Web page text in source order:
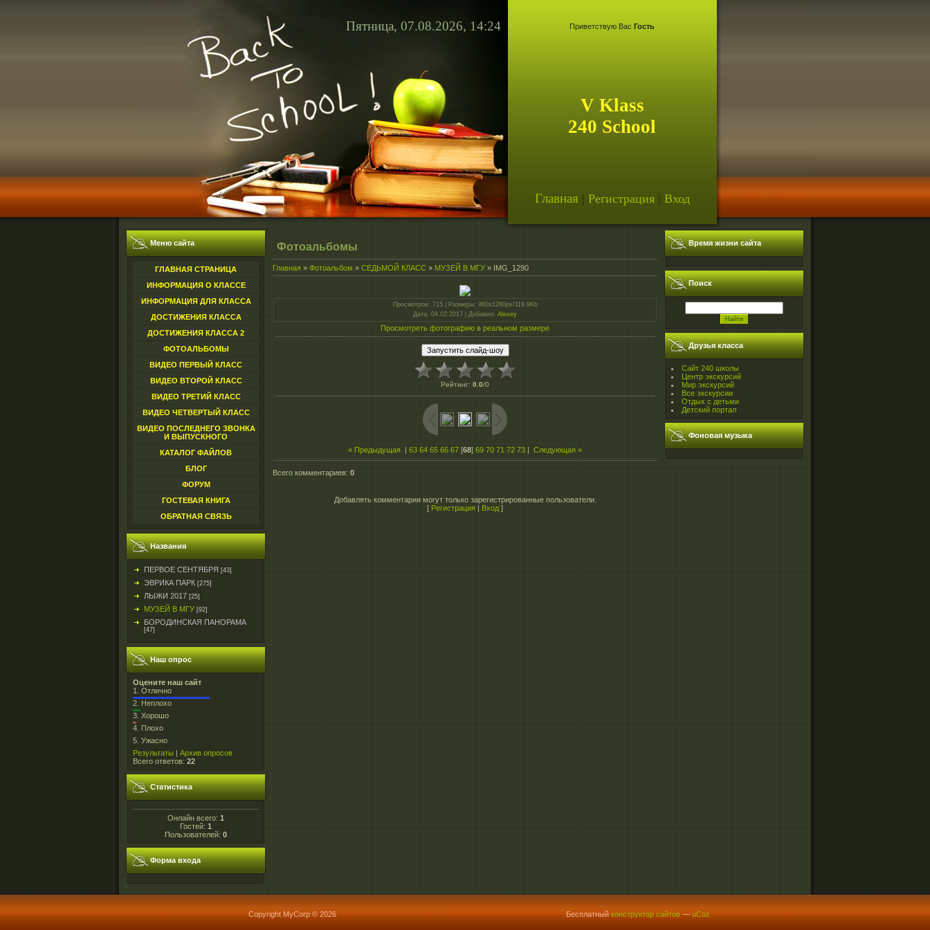
Пятница, 07.08.2026, 14:24 Приветствую Вас Гость
V Klass
240 School
Главная | Регистрация| Вход
Меню сайта
ГЛАВНАЯ СТРАНИЦА
ИНФОРМАЦИЯ О КЛАССЕ
ИНФОРМАЦИЯ ДЛЯ КЛАССА
ДОСТИЖЕНИЯ КЛАССА
ДОСТИЖЕНИЯ КЛАССА 2
ФОТОАЛЬБОМЫ
ВИДЕО ПЕРВЫЙ КЛАСС
ВИДЕО ВТОРОЙ КЛАСС
ВИДЕО ТРЕТИЙ КЛАСС
ВИДЕО ЧЕТВЕРТЫЙ КЛАСС
ВИДЕО ПОСЛЕДНЕГО ЗВОНКА
И ВЫПУСКНОГО
КАТАЛОГ ФАЙЛОВ
БЛОГ
ФОРУМ
ГОСТЕВАЯ КНИГА
ОБРАТНАЯ СВЯЗЬ
Названия
ПЕРВОЕ СЕНТЯБРЯ [43]
ЭВРИКА ПАРК [275]
ЛЫЖИ 2017 [25]
МУЗЕЙ В МГУ [92]
БОРОДИНСКАЯ ПАНОРАМА
[47]
Наш опрос
Оцените наш сайт
1. Отлично
2. Неплохо
3. Хорошо
4. Плохо
5. Ужасно
Результаты | Архив опросов
Всего ответов: 22
Статистика
Онлайн всего: 1
Гостей: 1
Пользователей: 0
Форма входа
Фотоальбомы
Главная » Фотоальбом » СЕДЬМОЙ КЛАСС » МУЗЕЙ В МГУ » IMG_1290
Просмотров: 715 | Размеры: 960x1280px/119.9Kb
Дата: 04.02.2017 | Добавил: Alexey
Просмотреть фотографию в реальном размере
Рейтинг: 0.0/0
« Предыдущая 63 64 65 66 67 [68] 69 70 71 72 73 Следующая »
Всего комментариев: 0
Добавлять комментарии могут только зарегистрированные пользователи.
[ Регистрация | Вход ]
Время жизни сайта
Поиск
Друзья класса
Сайт 240 школы
Центр экскурсий
Мир экскурсий
Все экскурсии
Отдых с детьми
Детский портал
Фоновая музыка
Copyright MyCorp © 2026 Бесплатный конструктор сайтов — uCoz